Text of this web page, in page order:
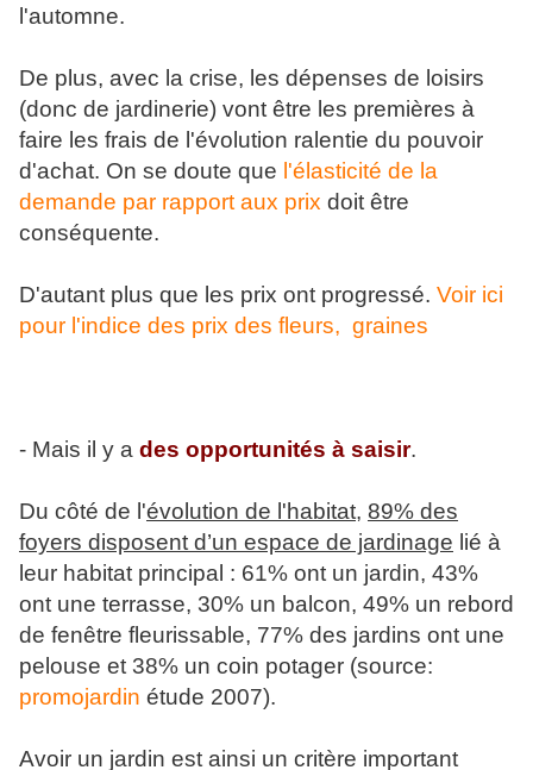
l'automne.
De plus, avec la crise, les dépenses de loisirs
(donc de jardinerie) vont être les premières à
faire les frais de l'évolution ralentie du pouvoir
d'achat. On se doute que l'élasticité de la
demande par rapport aux prix doit être
conséquente.
D'autant plus que les prix ont progressé. Voir ici
pour l'indice des prix des fleurs, graines
- Mais il y a des opportunités à saisir.
Du côté de l'évolution de l'habitat, 89% des
foyers disposent d’un espace de jardinage lié à
leur habitat principal : 61% ont un jardin, 43%
ont une terrasse, 30% un balcon, 49% un rebord
de fenêtre fleurissable, 77% des jardins ont une
pelouse et 38% un coin potager (source:
promojardin étude 2007).
Avoir un jardin est ainsi un critère important